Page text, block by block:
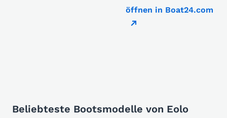
öffnen in Boat24.com
Beliebteste Bootsmodelle von Eolo